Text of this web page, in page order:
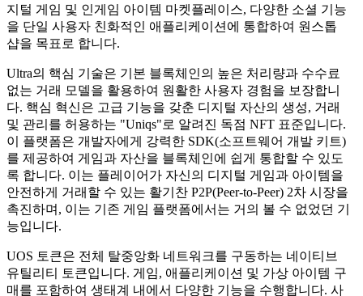
지털 게임 및 인게임 아이템 마켓플레이스, 다양한 소셜 기능
을 단일 사용자 친화적인 애플리케이션에 통합하여 원스톱
샵을 목표로 합니다.
Ultra의 핵심 기술은 기본 블록체인의 높은 처리량과 수수료
없는 거래 모델을 활용하여 원활한 사용자 경험을 보장합니
다. 핵심 혁신은 고급 기능을 갖춘 디지털 자산의 생성, 거래
및 관리를 허용하는 "Uniqs"로 알려진 독점 NFT 표준입니다.
이 플랫폼은 개발자에게 강력한 SDK(소프트웨어 개발 키트)
를 제공하여 게임과 자산을 블록체인에 쉽게 통합할 수 있도
록 합니다. 이는 플레이어가 자신의 디지털 게임과 아이템을
안전하게 거래할 수 있는 활기찬 P2P(Peer-to-Peer) 2차 시장을
촉진하며, 이는 기존 게임 플랫폼에서는 거의 볼 수 없었던 기
능입니다.
UOS 토큰은 전체 탈중앙화 네트워크를 구동하는 네이티브
유틸리티 토큰입니다. 게임, 애플리케이션 및 가상 아이템 구
매를 포함하여 생태계 내에서 다양한 기능을 수행합니다. 사